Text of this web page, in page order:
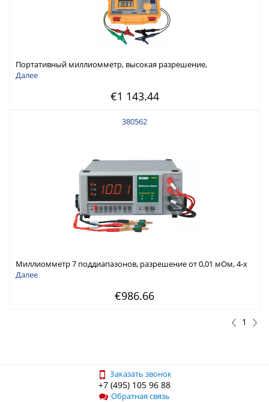
Портативный миллиомметр, высокая разрешение,
портативный, питаемый от АКБ
Далее
€1 143.44
380562
Миллиомметр 7 поддиапазонов, разрешение от 0,01 мОм, 4-х
проводные тестовые щупы Кельвина
Далее
€986.66
1
Заказать звонок
+7 (495) 105 96 88
Обратная связь